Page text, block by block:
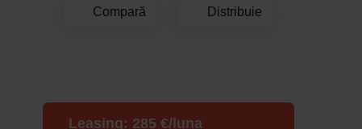
Compară Distribuie
Leasing: 285 €/luna